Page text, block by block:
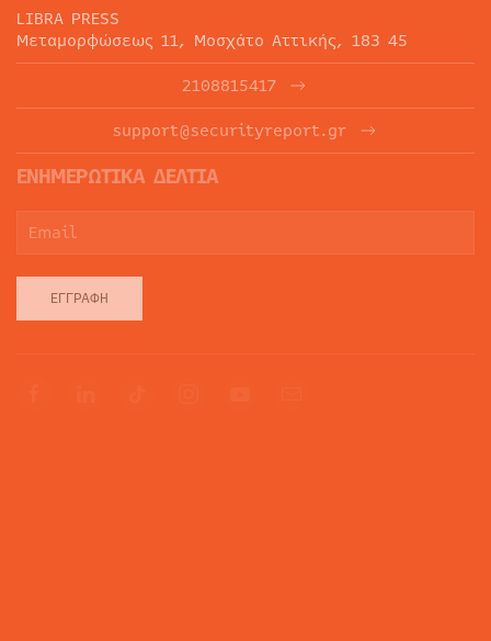
LIBRA PRESS
Μεταμορφώσεως 11, Μοσχάτο Αττικής, 183 45
2108815417
support@securityreport.gr
ΕΝΗΜΕΡΩΤΙΚΑ ΔΕΛΤΙΑ
ΕΓΓΡΑΦΉ